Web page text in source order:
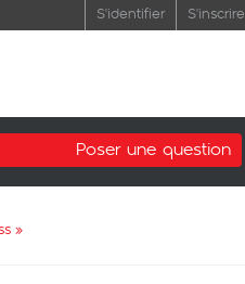
S'identifier S'inscrire
Poser une question
»